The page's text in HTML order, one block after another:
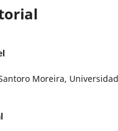
Moreira,